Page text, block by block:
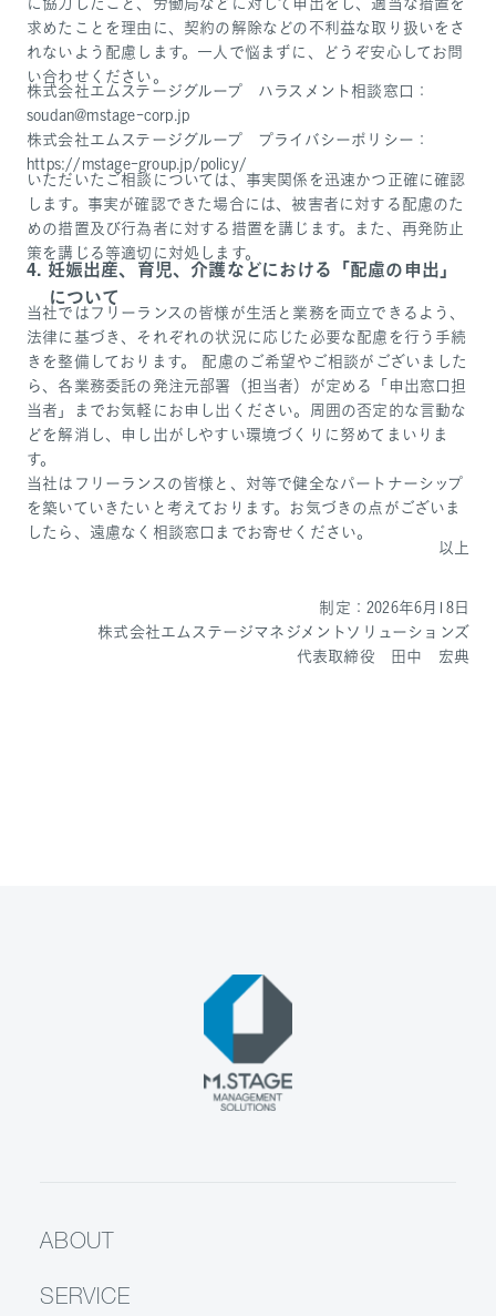
求めたことを理由に、契約の解除などの不利益な取り扱いをさ
れないよう配慮します。一人で悩まずに、どうぞ安心してお問
い合わせください。
株式会社エムステージグループ ハラスメント相談窓口：
soudan@mstage-corp.jp
株式会社エムステージグループ プライバシーポリシー：
https://mstage-group.jp/policy/
いただいたご相談については、事実関係を迅速かつ正確に確認
します。事実が確認できた場合には、被害者に対する配慮のた
めの措置及び行為者に対する措置を講じます。また、再発防止
策を講じる等適切に対処します。
妊娠出産、育児、介護などにおける「配慮の申出」
について
当社ではフリーランスの皆様が生活と業務を両立できるよう、
法律に基づき、それぞれの状況に応じた必要な配慮を行う手続
きを整備しております。 配慮のご希望やご相談がございました
ら、各業務委託の発注元部署（担当者）が定める「申出窓口担
当者」までお気軽にお申し出ください。周囲の否定的な言動な
どを解消し、申し出がしやすい環境づくりに努めてまいりま
す。
当社はフリーランスの皆様と、対等で健全なパートナーシップ
を築いていきたいと考えております。お気づきの点がございま
したら、遠慮なく相談窓口までお寄せください。
以上
制定：2026年6月18日
株式会社エムステージマネジメントソリューションズ
代表取締役 田中 宏典
ABOUT
SERVICE